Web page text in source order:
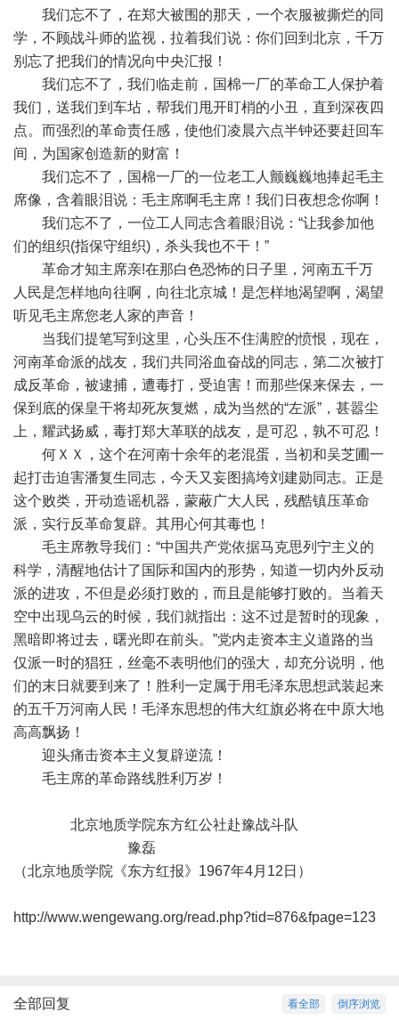
我们忘不了，在郑大被围的那天，一个衣服被撕烂的同
学，不顾战斗师的监视，拉着我们说：你们回到北京，千万
别忘了把我们的情况向中央汇报！
我们忘不了，我们临走前，国棉一厂的革命工人保护着
我们，送我们到车坫，帮我们甩开盯梢的小丑，直到深夜四
点。而强烈的革命责任感，使他们凌晨六点半钟还要赶回车
间，为国家创造新的财富！
我们忘不了，国棉一厂的一位老工人颤巍巍地捧起毛主
席像，含着眼泪说：毛主席啊毛主席！我们日夜想念你啊！
我们忘不了，一位工人同志含着眼泪说：“让我参加他
们的组织(指保守组织)，杀头我也不干！”
革命才知主席亲!在那白色恐怖的日子里，河南五千万
人民是怎样地向往啊，向往北京城！是怎样地渴望啊，渴望
听见毛主席您老人家的声音！
当我们提笔写到这里，心头压不住满腔的愤恨，现在，
河南革命派的战友，我们共同浴血奋战的同志，第二次被打
成反革命，被逮捕，遭毒打，受迫害！而那些保来保去，一
保到底的保皇干将却死灰复燃，成为当然的“左派”，甚嚣尘
上，耀武扬威，毒打郑大革联的战友，是可忍，孰不可忍！
何ＸＸ，这个在河南十余年的老混蛋，当初和吴芝圃一
起打击迫害潘复生同志，今天又妄图搞垮刘建勋同志。正是
这个败类，开动造谣机器，蒙蔽广大人民，残酷镇压革命
派，实行反革命复辟。其用心何其毒也！
毛主席教导我们：“中国共产党依据马克思列宁主义的
科学，清醒地估计了国际和国内的形势，知道一切内外反动
派的进攻，不但是必须打败的，而且是能够打败的。当着天
空中出现乌云的时候，我们就指出：这不过是暂时的现象，
黑暗即将过去，曙光即在前头。”党内走资本主义道路的当
仅派一时的猖狂，丝毫不表明他们的强大，却充分说明，他
们的末日就要到来了！胜利一定属于用毛泽东思想武装起来
的五千万河南人民！毛泽东思想的伟大红旗必将在中原大地
高高飘扬！
迎头痛击资本主义复辟逆流！
毛主席的革命路线胜利万岁！
北京地质学院东方红公社赴豫战斗队
豫磊
（北京地质学院《东方红报》1967年4月12日）
http://www.wengewang.org/read.php?tid=876&fpage=123
倒序浏览
看全部
全部回复